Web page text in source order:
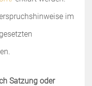
im
Satzung oder